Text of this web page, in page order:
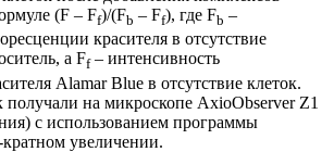
(F ‒ Ff)/(Fb ‒ Ff), где Fb –
красителя в отсутствие
а Ff– интенсивность
Alamar Blue в отсутствие клеток.
на микроскопе AxioObserver Z1
с использованием программы
увеличении.